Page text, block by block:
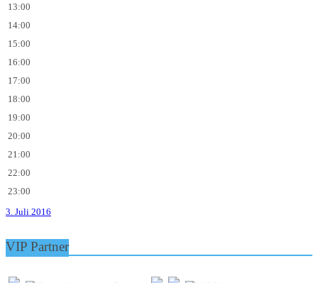
13:00
14:00
15:00
16:00
17:00
18:00
19:00
20:00
21:00
22:00
23:00
3. Juli 2016
VIP Partner